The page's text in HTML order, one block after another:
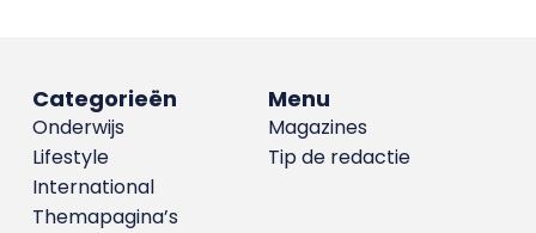
Menu
Magazines
Tip de redactie
Categorieën
Onderwijs
Lifestyle
International
Themapagina’s